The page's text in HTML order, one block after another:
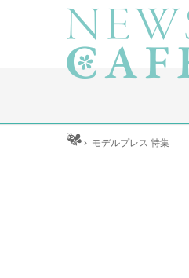
ホーム › モデルプレス 特集